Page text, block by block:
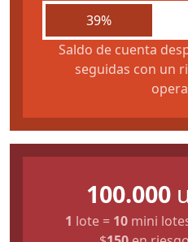
39%
Saldo de cuenta
seguidas con un
100.000
1 lote = 10 mini